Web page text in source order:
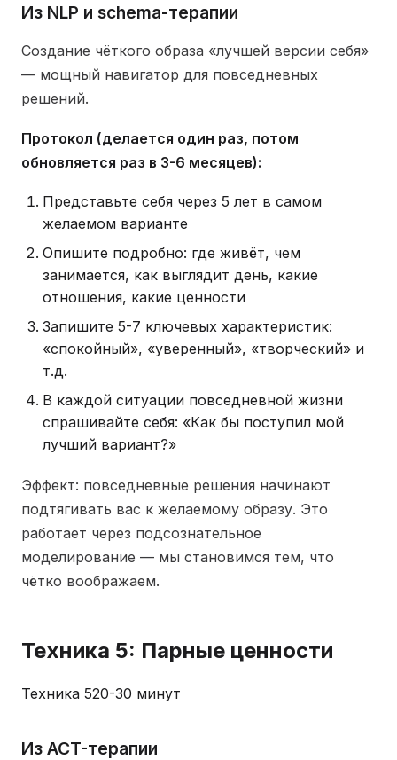
Из NLP и schema-терапии
Создание чёткого образа «лучшей версии себя»
— мощный навигатор для повседневных
решений.
Протокол (делается один раз, потом
обновляется раз в 3-6 месяцев):
Представьте себя через 5 лет в самом
желаемом варианте
Опишите подробно: где живёт, чем
занимается, как выглядит день, какие
отношения, какие ценности
Запишите 5-7 ключевых характеристик:
«спокойный», «уверенный», «творческий» и
т.д.
В каждой ситуации повседневной жизни
спрашивайте себя: «Как бы поступил мой
лучший вариант?»
Эффект: повседневные решения начинают
подтягивать вас к желаемому образу. Это
работает через подсознательное
моделирование — мы становимся тем, что
чётко воображаем.
Техника 5: Парные ценности
Техника 520-30 минут
Из ACT-терапии